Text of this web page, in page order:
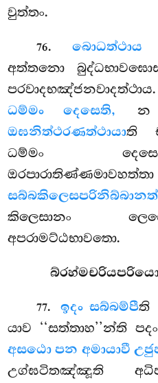
වුත්තං.
76.බොධත්ථාය
අත්තනො
ධම්මං දෙසෙති, න
ඔඝනිත්ථරණත්ථායාති
ධම්මං
කිලෙසානං
අපරාමට්ඨභාවතො.
77.ඉදං සබ්බම්පීති
යාව ‘‘සත්තාහ’’න්ති
අසඨො පන අමායාවී
උග්ඝටිතඤ්ඤූති